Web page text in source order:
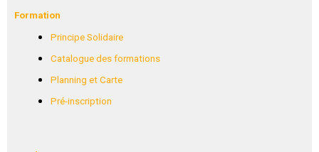
Formation
Principe Solidaire
Catalogue des formations
Planning et Carte
Pré-inscription